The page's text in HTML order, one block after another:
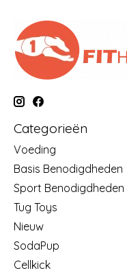
Categorieën
Voeding
Basis Benodigdheden
Sport Benodigdheden
Tug Toys
Nieuw
SodaPup
Cellkick